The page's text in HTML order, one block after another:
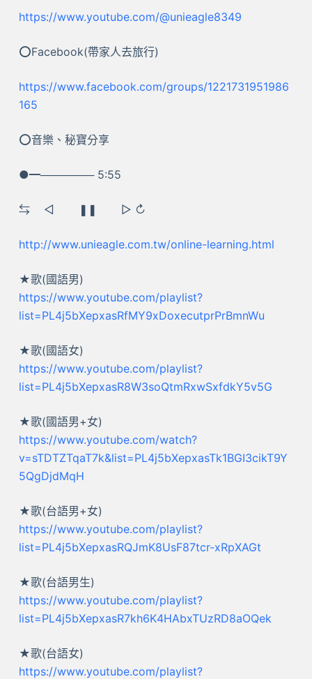
https://www.youtube.com/@unieagle8349
⭕Facebook(帶家人去旅行)
https://www.facebook.com/groups/1221731951986
165
⭕音樂、秘寶分享
●━─────── 5:55
⇆ ㅤ◁ ㅤㅤ❚❚ ㅤㅤ▷ ↻
http://www.unieagle.com.tw/online-learning.html
★歌(國語男)
https://www.youtube.com/playlist?
list=PL4j5bXepxasRfMY9xDoxecutprPrBmnWu
★歌(國語女)
https://www.youtube.com/playlist?
list=PL4j5bXepxasR8W3soQtmRxwSxfdkY5v5G
★歌(國語男+女)
https://www.youtube.com/watch?
v=sTDTZTqaT7k&list=PL4j5bXepxasTk1BGI3cikT9Y
5QgDjdMqH
★歌(台語男+女)
https://www.youtube.com/playlist?
list=PL4j5bXepxasRQJmK8UsF87tcr-xRpXAGt
★歌(台語男生)
https://www.youtube.com/playlist?
list=PL4j5bXepxasR7kh6K4HAbxTUzRD8aOQek
★歌(台語女)
https://www.youtube.com/playlist?